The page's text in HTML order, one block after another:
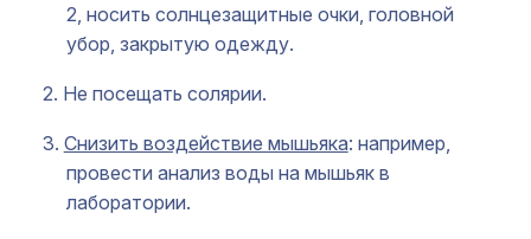
2, носить солнцезащитные очки, головной
убор, закрытую одежду.
Не посещать солярии.
Снизить воздействие мышьяка: например,
провести анализ воды на мышьяк в
лаборатории.